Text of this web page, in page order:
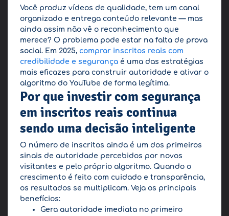
Você produz vídeos de qualidade, tem um canal
organizado e entrega conteúdo relevante — mas
ainda assim não vê o reconhecimento que
merece? O problema pode estar na falta de prova
social. Em 2025, comprar inscritos reais com
credibilidade e segurança é uma das estratégias
mais eficazes para construir autoridade e ativar o
algoritmo do YouTube de forma legítima.
Por que investir com segurança
em inscritos reais continua
sendo uma decisão inteligente
O número de inscritos ainda é um dos primeiros
sinais de autoridade percebidos por novos
visitantes e pelo próprio algoritmo. Quando o
crescimento é feito com cuidado e transparência,
os resultados se multiplicam. Veja os principais
benefícios:
Gera autoridade imediata no primeiro